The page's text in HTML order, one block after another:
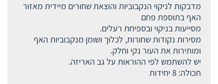
מדבקות לניקוי הנקבוביות והוצאת שחורים מיידית מאזור
האף בתוספת פחם
מסייעות בניקוי ובספיחת רעלים.
מסירות נקודות שחורות, לכלוך ושומן מנקבוביות האף
ומותירות את העור נקי וחלק.
יש להשתמש לפי ההוראות על גב האריזה.
תכולה: 8 יחידות